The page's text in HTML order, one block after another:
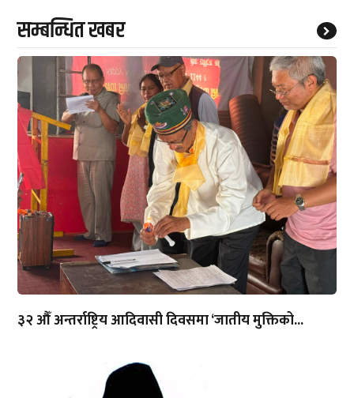
सम्बन्धित खबर
३२ औँ अन्तर्राष्ट्रिय आदिवासी दिवसमा ‘जातीय मुक्तिको...